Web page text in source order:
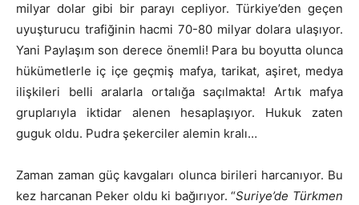
milyar dolar gibi bir parayı cepliyor. Türkiye’den geçen
uyuşturucu trafiğinin hacmi 70-80 milyar dolara ulaşıyor.
Yani Paylaşım son derece önemli! Para bu boyutta olunca
hükümetlerle iç içe geçmiş mafya, tarikat, aşiret, medya
ilişkileri belli aralarla ortalığa saçılmakta! Artık mafya
gruplarıyla iktidar alenen hesaplaşıyor. Hukuk zaten
guguk oldu. Pudra şekerciler alemin kralı…
Zaman zaman güç kavgaları olunca birileri harcanıyor. Bu
kez harcanan Peker oldu ki bağırıyor. “Suriye’de Türkmen